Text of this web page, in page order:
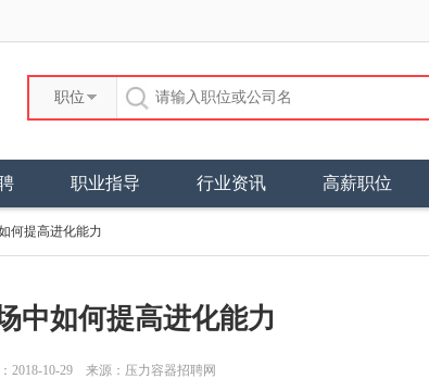
职位
职业指导 行业资讯 高薪职位
何提高进化能力
中如何提高进化能力
2018-10-29 来源：压力容器招聘网